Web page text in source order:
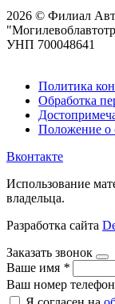
2026 © Филиал
УНП 700048641
Политика
Обработка
Положение о
Вконтакте
Использование
владельца.
Разработка сайта
Заказать звонок
Ваше имя *
Ваш номер